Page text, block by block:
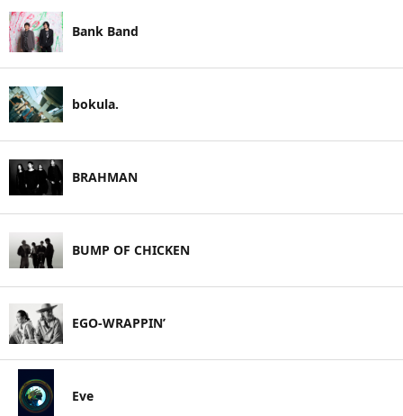
Bank Band
bokula.
BRAHMAN
BUMP OF CHICKEN
EGO-WRAPPIN’
Eve